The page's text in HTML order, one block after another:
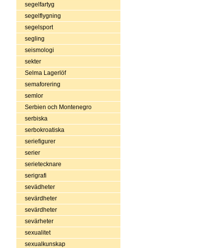
segelfartyg
segelflygning
segelsport
segling
seismologi
sekter
Selma Lagerlöf
semaforering
semlor
Serbien och Montenegro
serbiska
serbokroatiska
seriefigurer
serier
serietecknare
serigrafi
sevädheter
sevärdheter
sevärdheter
sevärheter
sexualitet
sexualkunskap